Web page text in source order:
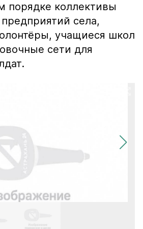
порядке коллективы
села,
учащиеся школ
сети для